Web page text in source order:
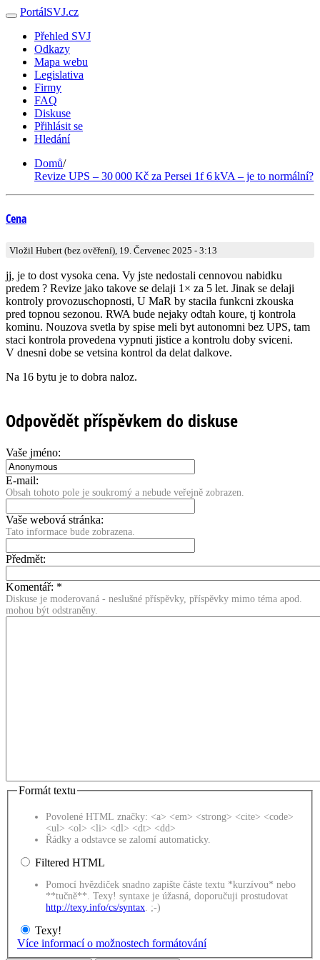
PortálSVJ.cz
Přehled SVJ
Odkazy
Mapa webu
Legislativa
Firmy
FAQ
Diskuse
Přihlásit se
Hledání
Domů/
Revize UPS – 30 000 Kč za Persei 1f 6 kVA – je to normální?
Cena
Vložil Hubert (bez ověření), 19. Červenec 2025 - 3:13
jj, je to dost vysoka cena. Vy jste nedostali cennovou nabidku
predem ? Revize jako takove se delaji 1× za 5 let. Jinak se delaji
kontroly provozuschopnosti, U MaR by stacila funkcni zkouska
pred topnou sezonou. RWA bude nejaky odtah koure, tj kontrola
kominu. Nouzova svetla by spise meli byt autonomni bez UPS, tam
staci kontrola provedena vypnuti jistice a kontrolu doby sviceni.
V dnesni dobe se vetsina kontrol da delat dalkove.
Na 16 bytu je to dobra naloz.
Odpovědět příspěvkem do diskuse
Vaše jméno:
E-mail:
Obsah tohoto pole je soukromý a nebude veřejně zobrazen.
Vaše webová stránka:
Tato informace bude zobrazena.
Předmět:
Komentář: *
Diskuse je moderovaná - neslušné příspěvky, příspěvky mimo téma apod.
mohou být odstraněny.
Formát textu
Povolené HTML značky: <a> <em> <strong> <cite> <code>
<ul> <ol> <li> <dl> <dt> <dd>
Řádky a odstavce se zalomí automaticky.
Filtered HTML
Pomocí hvězdiček snadno zapište částe textu *kurzívou* nebo
**tučně**. Texy! syntaxe je úžasná, doporučuji prostudovat
http://texy.info/cs/syntax . ;-)
Texy!
Více informací o možnostech formátování